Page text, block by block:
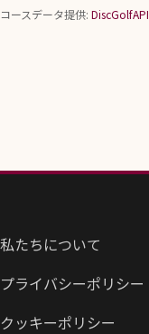
コースデータ提供: DiscGolfAPI
私たちについて
プライバシーポリシー
クッキーポリシー